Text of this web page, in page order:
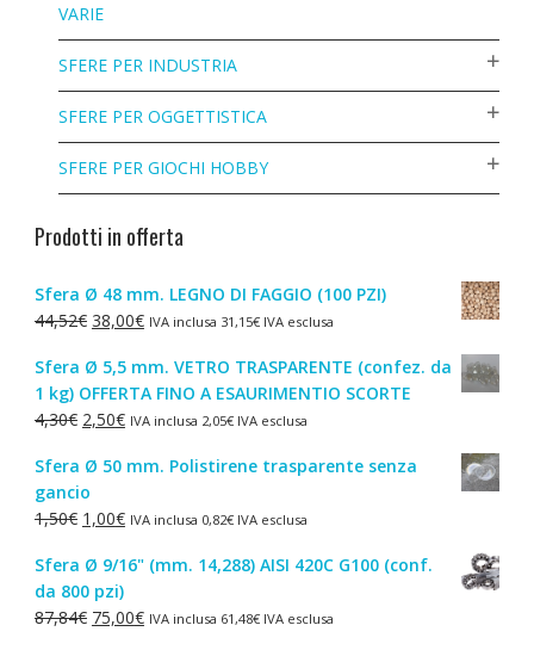
VARIE
SFERE PER INDUSTRIA
SFERE PER OGGETTISTICA
SFERE PER GIOCHI HOBBY
Prodotti in offerta
Sfera Ø 48 mm. LEGNO DI FAGGIO (100 PZI)
44,52€ Il
originale
era:
44,52€.
38,00€Il
attuale
è:
38,00€.
IVA inclusa 31,15€IVA esclusa
Sfera Ø 5,5 mm. VETRO TRASPARENTE (confez. da
1 kg) OFFERTA FINO A ESAURIMENTIO SCORTE
4,30€ Il
originale
era:
4,30€.
2,50€Il
attuale
2,50€.
IVA inclusa 2,05€IVA esclusa
Sfera Ø 50 mm. Polistirene trasparente senza
gancio
1,50€ Il
originale
era:
1,50€.
1,00€Il
attuale
è:
1,00€.
IVA inclusa 0,82€IVA esclusa
Sfera Ø 9/16" (mm. 14,288) AISI 420C G100 (conf.
da 800 pzi)
87,84€ Il
75,00€IlIVA inclusa 61,48€IVA esclusa